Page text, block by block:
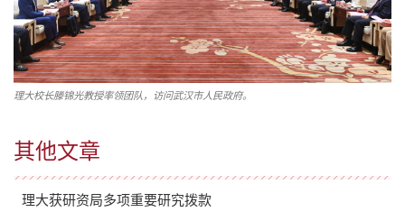
其他文章
理大获研资局多项重要研究拨款
理大校长滕锦光教授率领团队，访问武汉市人民政府。